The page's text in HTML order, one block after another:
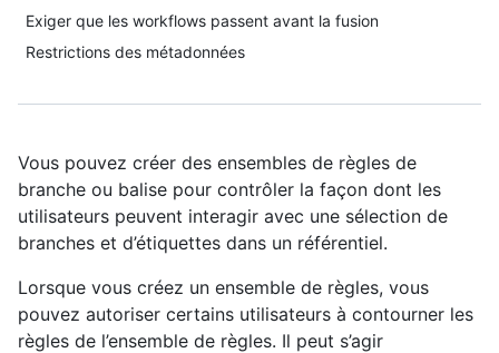
Exiger que les workflows passent avant la fusion
Restrictions des métadonnées
Vous pouvez créer des ensembles de règles de
branche ou balise pour contrôler la façon dont les
utilisateurs peuvent interagir avec une sélection de
branches et d’étiquettes dans un référentiel.
Lorsque vous créez un ensemble de règles, vous
pouvez autoriser certains utilisateurs à contourner les
règles de l’ensemble de règles. Il peut s’agir